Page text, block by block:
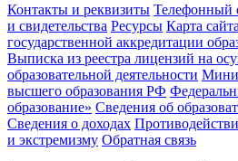
Контакты и реквизиты Телефонный
и свидетельства Ресурсы Карта сайта
государственной аккредитации
Выписка из реестра лицензий на
образовательной деятельности
высшего образования РФ
образование» Сведения об
Сведения о доходах
и экстремизму Обратная связь